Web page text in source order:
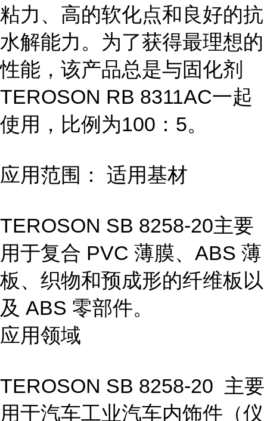
粘力、高的软化点和良好的抗
水解能力。为了获得最理想的
性能，该产品总是与固化剂
TEROSON RB 8311AC一起
使用，比例为100：5。
应用范围： 适用基材
TEROSON SB 8258-20主要
用于复合 PVC 薄膜、ABS 薄
板、织物和预成形的纤维板以
及 ABS 零部件。
应用领域
TEROSON SB 8258-20 主要
用于汽车工业汽车内饰件（仪